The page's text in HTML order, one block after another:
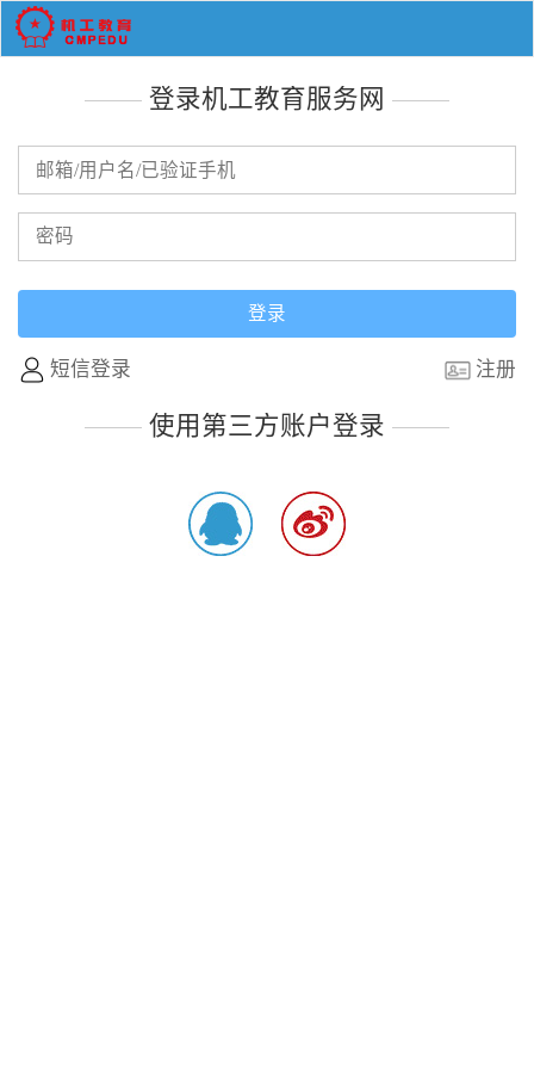
登录机工教育服务网
短信登录 注册
使用第三方账户登录